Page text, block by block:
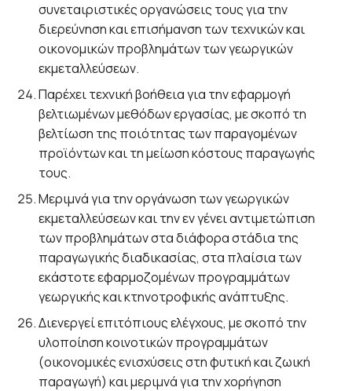
συνεταιριστικές οργανώσεις τους για την
διερεύνηση και επισήμανση των τεχνικών και
οικονομικών προβλημάτων των γεωργικών
εκμεταλλεύσεων.
Παρέχει τεχνική βοήθεια για την εφαρμογή
βελτιωμένων μεθόδων εργασίας, με σκοπό τη
βελτίωση της ποιότητας των παραγομένων
προϊόντων και τη μείωση κόστους παραγωγής
τους.
Μεριμνά για την οργάνωση των γεωργικών
εκμεταλλεύσεων και την εν γένει αντιμετώπιση
των προβλημάτων στα διάφορα στάδια της
παραγωγικής διαδικασίας, στα πλαίσια των
εκάστοτε εφαρμοζομένων προγραμμάτων
γεωργικής και κτηνοτροφικής ανάπτυξης.
Διενεργεί επιτόπιους ελέγχους, με σκοπό την
υλοποίηση κοινοτικών προγραμμάτων
(οικονομικές ενισχύσεις στη φυτική και ζωική
παραγωγή) και μεριμνά για την χορήγηση